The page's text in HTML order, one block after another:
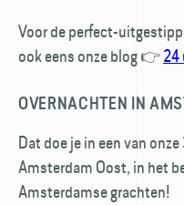
Voor de perfect-
ook eens onze blog 👉24
OVERNACHTEN IN
Dat doe je in een van
Amsterdam Oost, in het
Amsterdamse grachten!